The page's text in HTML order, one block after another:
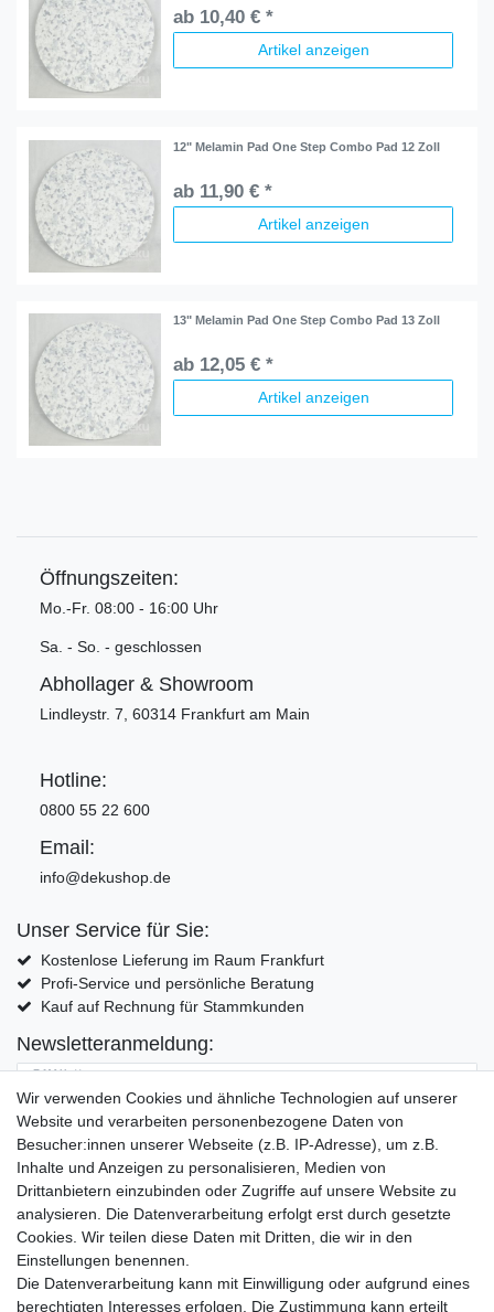
ab 10,40 € *
Artikel anzeigen
12" Melamin Pad One Step Combo Pad 12 Zoll
ab 11,90 € *
Artikel anzeigen
13" Melamin Pad One Step Combo Pad 13 Zoll
ab 12,05 € *
Artikel anzeigen
Öffnungszeiten:
Mo.-Fr. 08:00 - 16:00 Uhr
Sa. - So. - geschlossen
Abhollager & Showroom
Lindleystr. 7, 60314 Frankfurt am Main
Hotline:
0800 55 22 600
Email:
info@dekushop.de
Unser Service für Sie:
Kostenlose Lieferung im Raum Frankfurt
Profi-Service und persönliche Beratung
Kauf auf Rechnung für Stammkunden
Newsletteranmeldung:
E-MAIL **
Hiermit bestätige ich, dass ich die Daten­schutz­erklärung
Einwilligung kann ich jederzeit widerrufen.**
Abonnieren
** Hierbei handelt es sich um ein Pflichtfeld.
Widerrufs­recht Widerrufs­formular Impressum
Wir verwenden Cookies und ähnliche Technologien auf unserer
Website und verarbeiten personenbezogene Daten von
Besucher:innen unserer Webseite (z.B. IP-Adresse), um z.B.
Inhalte und Anzeigen zu personalisieren, Medien von
Drittanbietern einzubinden oder Zugriffe auf unsere Website zu
analysieren. Die Datenverarbeitung erfolgt erst durch gesetzte
Cookies. Wir teilen diese Daten mit Dritten, die wir in den
Einstellungen benennen.
Die Datenverarbeitung kann mit Einwilligung oder aufgrund eines
berechtigten Interesses erfolgen. Die Zustimmung kann erteilt